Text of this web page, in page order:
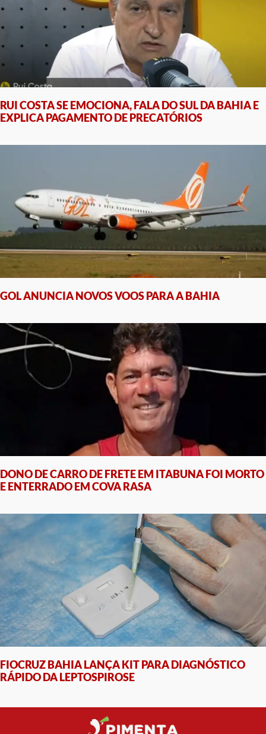
RUI COSTA SE EMOCIONA, FALA DO SUL DA BAHIA E
EXPLICA PAGAMENTO DE PRECATÓRIOS
GOL ANUNCIA NOVOS VOOS PARA A BAHIA
DONO DE CARRO DE FRETE EM ITABUNA FOI MORTO
E ENTERRADO EM COVA RASA
FIOCRUZ BAHIA LANÇA KIT PARA DIAGNÓSTICO
RÁPIDO DA LEPTOSPIROSE